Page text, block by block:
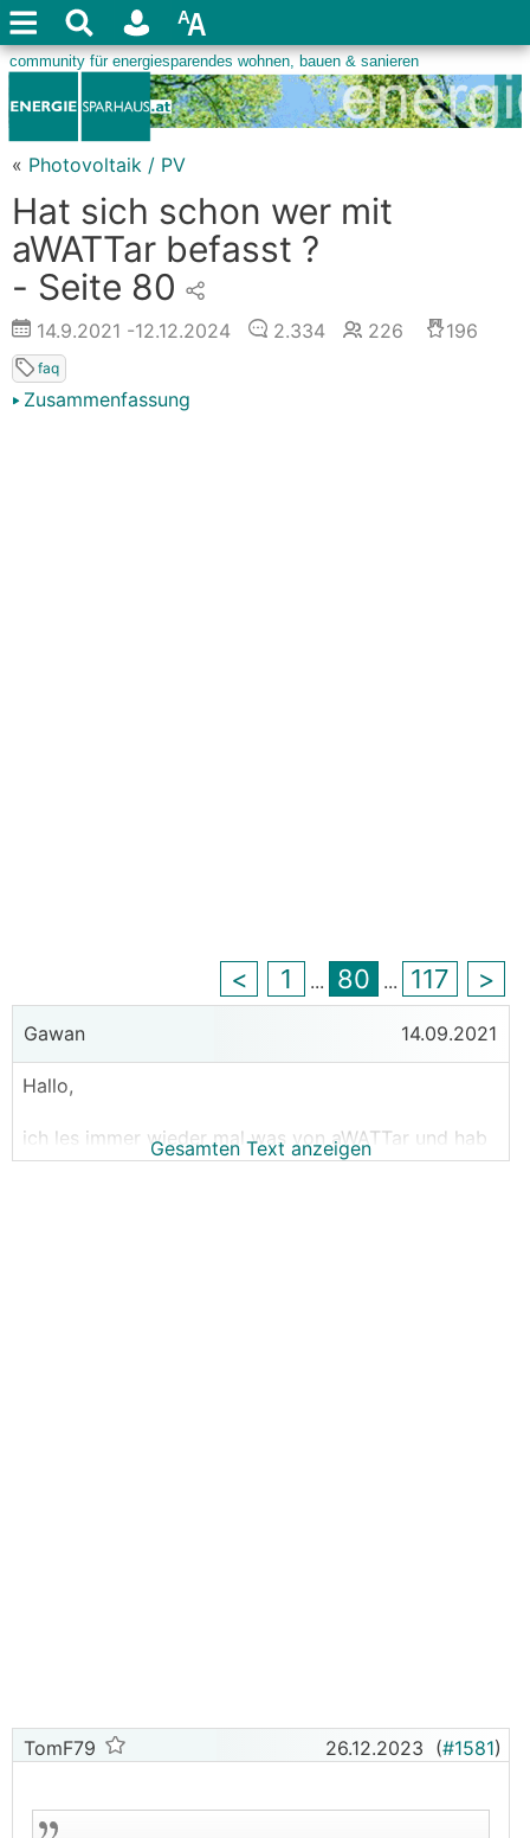
« Photovoltaik / PV
Hat sich schon wer mit
aWATTar befasst ?
- Seite 80
14.9.2021 -12.12.2024 2.334 226 196
faq
Zusammenfassung
< 1 ... 80 ... 117 >
Gawan 14.09.2021
Hallo,
ich les immer wieder mal was von aWATTar und hab
da jetzt etwas recherchiert.
Gesamten Text anzeigen
TomF79 26.12.2023 (#1581)